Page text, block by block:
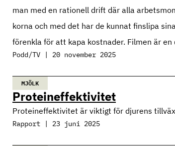
man med en rationell drift där alla
korna och med det har de kunnat finslipa
förenkla för att kapa kostnader. Filmen är
Podd/TV | 20 november 2025
MJÖLK
Proteineffektivitet
Proteineffektivitet är viktigt för djurens
Rapport | 23 juni 2025